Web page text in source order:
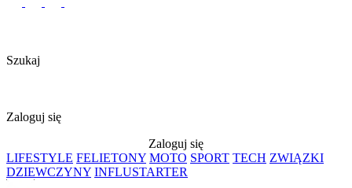
Szukaj
Zaloguj się
Zaloguj się
LIFESTYLE FELIETONY MOTO SPORT TECH ZWIĄZKI
DZIEWCZYNY INFLUSTARTER